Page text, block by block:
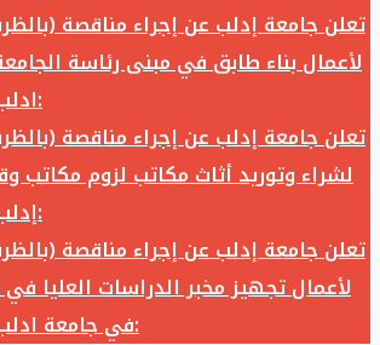
تعلن جامعة إدلب عن إجراء مناقصة
لأعمال بناء طابق في مبنى رئاسة
ادلب وفق الآتي:
تعلن جامعة إدلب عن إجراء مناقصة
لشراء وتوريد أثاث مكاتب لزوم مكاتب
إدلب وفق الآتي:
تعلن جامعة إدلب عن إجراء مناقصة
لأعمال تجهيز مخبر الدراسات العليا في
في جامعة ادلب وفق الآتي: